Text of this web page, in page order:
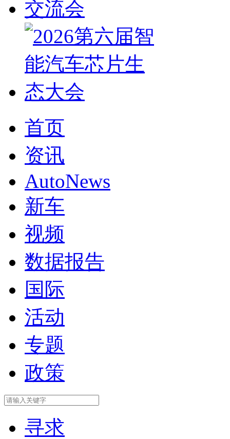
首页
资讯
AutoNews
新车
视频
数据报告
国际
活动
专题
政策
寻求